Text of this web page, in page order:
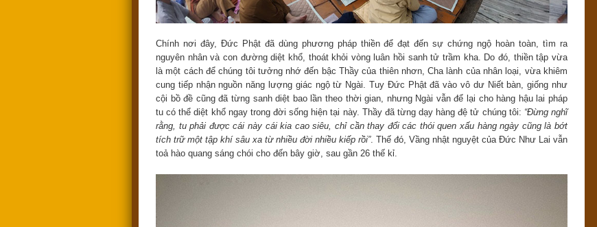
Chính nơi đây, Đức Phật đã dùng phương pháp thiền để đạt đến sự chứng ngộ hoàn toàn, tìm ra
nguyên nhân và con đường diệt khổ, thoát khỏi vòng luân hồi sanh tử trầm kha. Do đó, thiền tập vừa
là một cách để chúng tôi tưởng nhớ đến bậc Thầy của thiên nhơn, Cha lành của nhân loại, vừa khiêm
cung tiếp nhận nguồn năng lượng giác ngộ từ Ngài. Tuy Đức Phật đã vào vô dư Niết bàn, giống như
cội bồ đề cũng đã từng sanh diệt bao lần theo thời gian, nhưng Ngài vẫn để lại cho hàng hậu lai pháp
tu có thể diệt khổ ngay trong đời sống hiện tại này. Thầy đã từng dạy hàng đệ tử chúng tôi: “Đừng nghĩ
rằng, tu phải được cái này cái kia cao siêu, chỉ cần thay đổi các thói quen xấu hàng ngày cũng là bớt
tích trữ một tập khí sâu xa từ nhiều đời nhiều kiếp rồi”. Thế đó, Vầng nhật nguyệt của Đức Như Lai vẫn
toả hào quang sáng chói cho đến bây giờ, sau gần 26 thế kỉ.